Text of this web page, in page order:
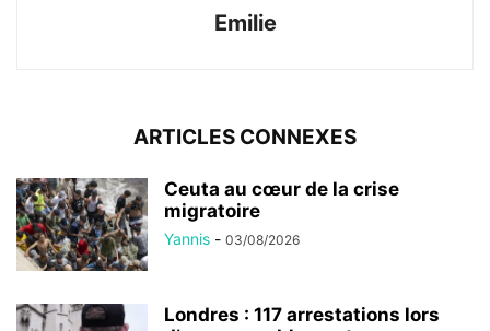
Emilie
ARTICLES CONNEXES
Ceuta au cœur de la crise
migratoire
Yannis - 03/08/2026
Londres : 117 arrestations lors